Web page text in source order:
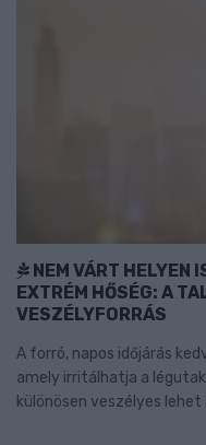
NEM VÁRT HELYEN
EXTRÉM HŐSÉG: A
VESZÉLYFORRÁS
A forró, napos időjárás
amely irritálhatja a
különösen veszélyes